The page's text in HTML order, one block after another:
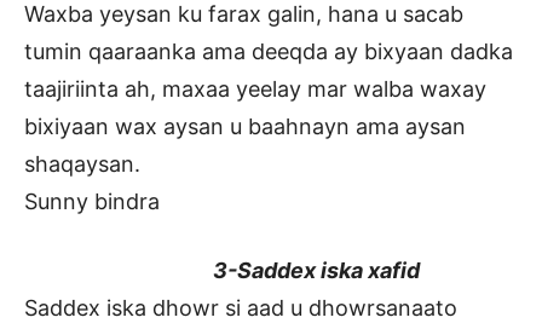
Waxba yeysan ku farax galin, hana u sacab
tumin qaaraanka ama deeqda ay bixyaan dadka
taajiriinta ah, maxaa yeelay mar walba waxay
bixiyaan wax aysan u baahnayn ama aysan
shaqaysan.
Sunny bindra
3-Saddex iska xafid
Saddex iska dhowr si aad u dhowrsanaato